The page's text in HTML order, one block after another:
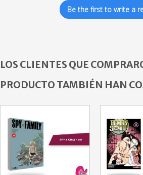
Be the first to write a
LOS CLIENTES QUE
PRODUCTO TAMBIÉN HAN